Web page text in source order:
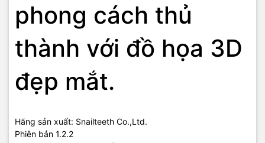
phong cách thủ
thành với đồ họa 3D
đẹp mắt.
Hãng sản xuất: Snailteeth Co.,Ltd.
Phiên bản 1.2.2